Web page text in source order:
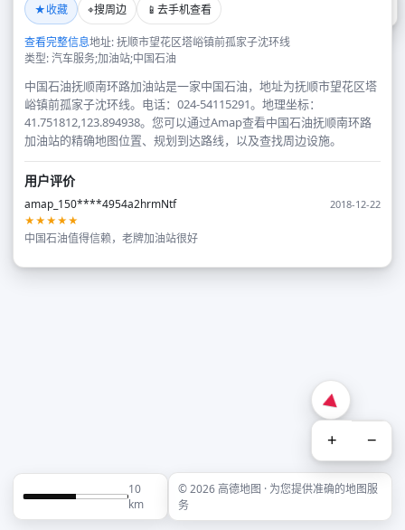
★收藏 ⌖搜周边 📱 去手机查看
查看完整信息地址: 抚顺市望花区塔峪镇前孤家子沈环线
类型: 汽车服务;加油站;中国石油
中国石油抚顺南环路加油站是一家中国石油，地址为抚顺市望花区塔
峪镇前孤家子沈环线。电话：024-54115291。地理坐标：
41.751812,123.894938。您可以通过Amap查看中国石油抚顺南环路
加油站的精确地图位置、规划到达路线，以及查找周边设施。
用户评价
amap_150****4954a2hrmNtf
2018-12-22
★★★★★
中国石油值得信赖，老牌加油站很好
+ −
10
km
© 2026 高德地图 · 为您提供准确的地图服
务